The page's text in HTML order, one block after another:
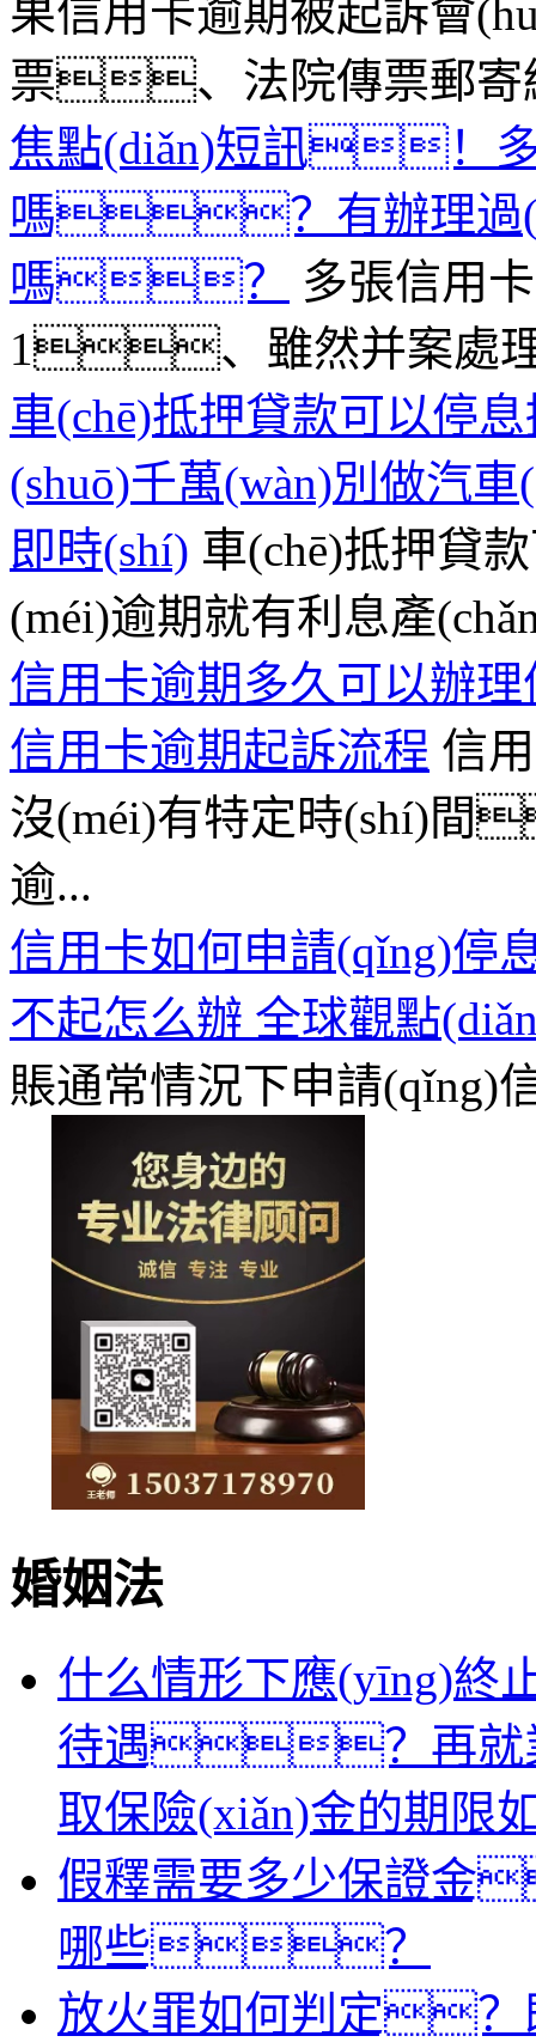
果信用卡逾期被起訴
票、法院傳票郵寄
焦點(diǎn)短訊！多
嗎？有辦理過
嗎？
多張信用
1、雖然并案處理
車(chē)抵押貸款可以停
(shuō)千萬(wàn)別做
即時(shí) 車(chē)抵押貸
(méi)逾期就有利息產
信用卡逾期多久可以辦
信用卡逾期起訴流程 信
沒(méi)有特定時(shí)
逾...
信用卡如何申請(qǐng)
不起怎么辦 全球觀點
賬通常情況下申請(qǐng)
婚姻法
什么情形下應(yīng)終
待遇？再就業
取保險(xiǎn)金的期
假釋需要多少保證
哪些？
放火罪如何判定？